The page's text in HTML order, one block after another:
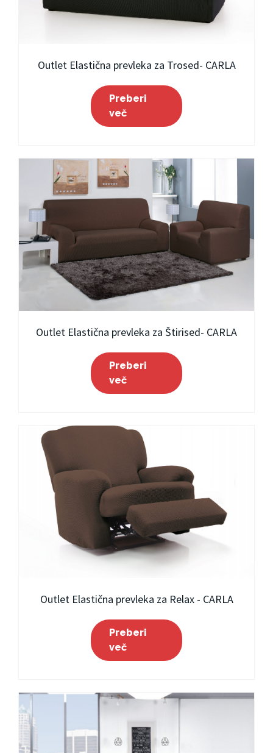
Outlet Elastična prevleka za Trosed- CARLA
Preberi
več
Outlet Elastična prevleka za Štirised- CARLA
Preberi
več
Outlet Elastična prevleka za Relax - CARLA
Preberi
več